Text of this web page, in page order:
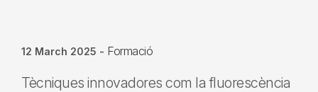
12 March 2025 - Formació
Tècniques innovadores com la fluorescència